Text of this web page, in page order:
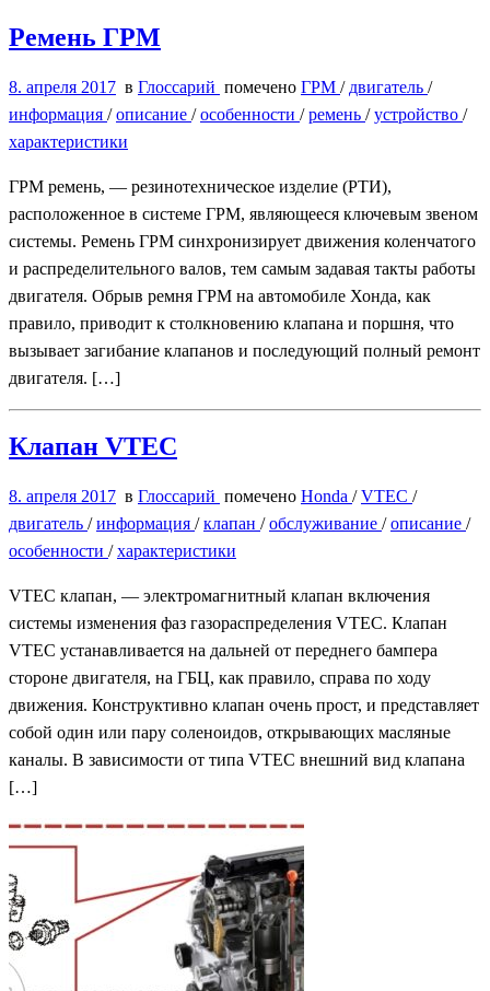
Ремень ГРМ
8. апреля 2017 в Глоссарий помечено ГРМ / двигатель /
информация /описание /особенности /ремень /устройство /
характеристики
ГРМ ремень, — резинотехническое изделие (РТИ),
расположенное в системе ГРМ, являющееся ключевым звеном
системы. Ремень ГРМ синхронизирует движения коленчатого
и распределительного валов, тем самым задавая такты работы
двигателя. Обрыв ремня ГРМ на автомобиле Хонда, как
правило, приводит к столкновению клапана и поршня, что
вызывает загибание клапанов и последующий полный ремонт
двигателя. […]
Клапан VTEC
8. апреля 2017 в Глоссарий помечено Honda /VTEC /
двигатель /информация /клапан /обслуживание /описание /
особенности /характеристики
VTEC клапан, — электромагнитный клапан включения
системы изменения фаз газораспределения VTEC. Клапан
VTEC устанавливается на дальней от переднего бампера
стороне двигателя, на ГБЦ, как правило, справа по ходу
движения. Конструктивно клапан очень прост, и представляет
собой один или пару соленоидов, открывающих масляные
каналы. В зависимости от типа VTEC внешний вид клапана
[…]